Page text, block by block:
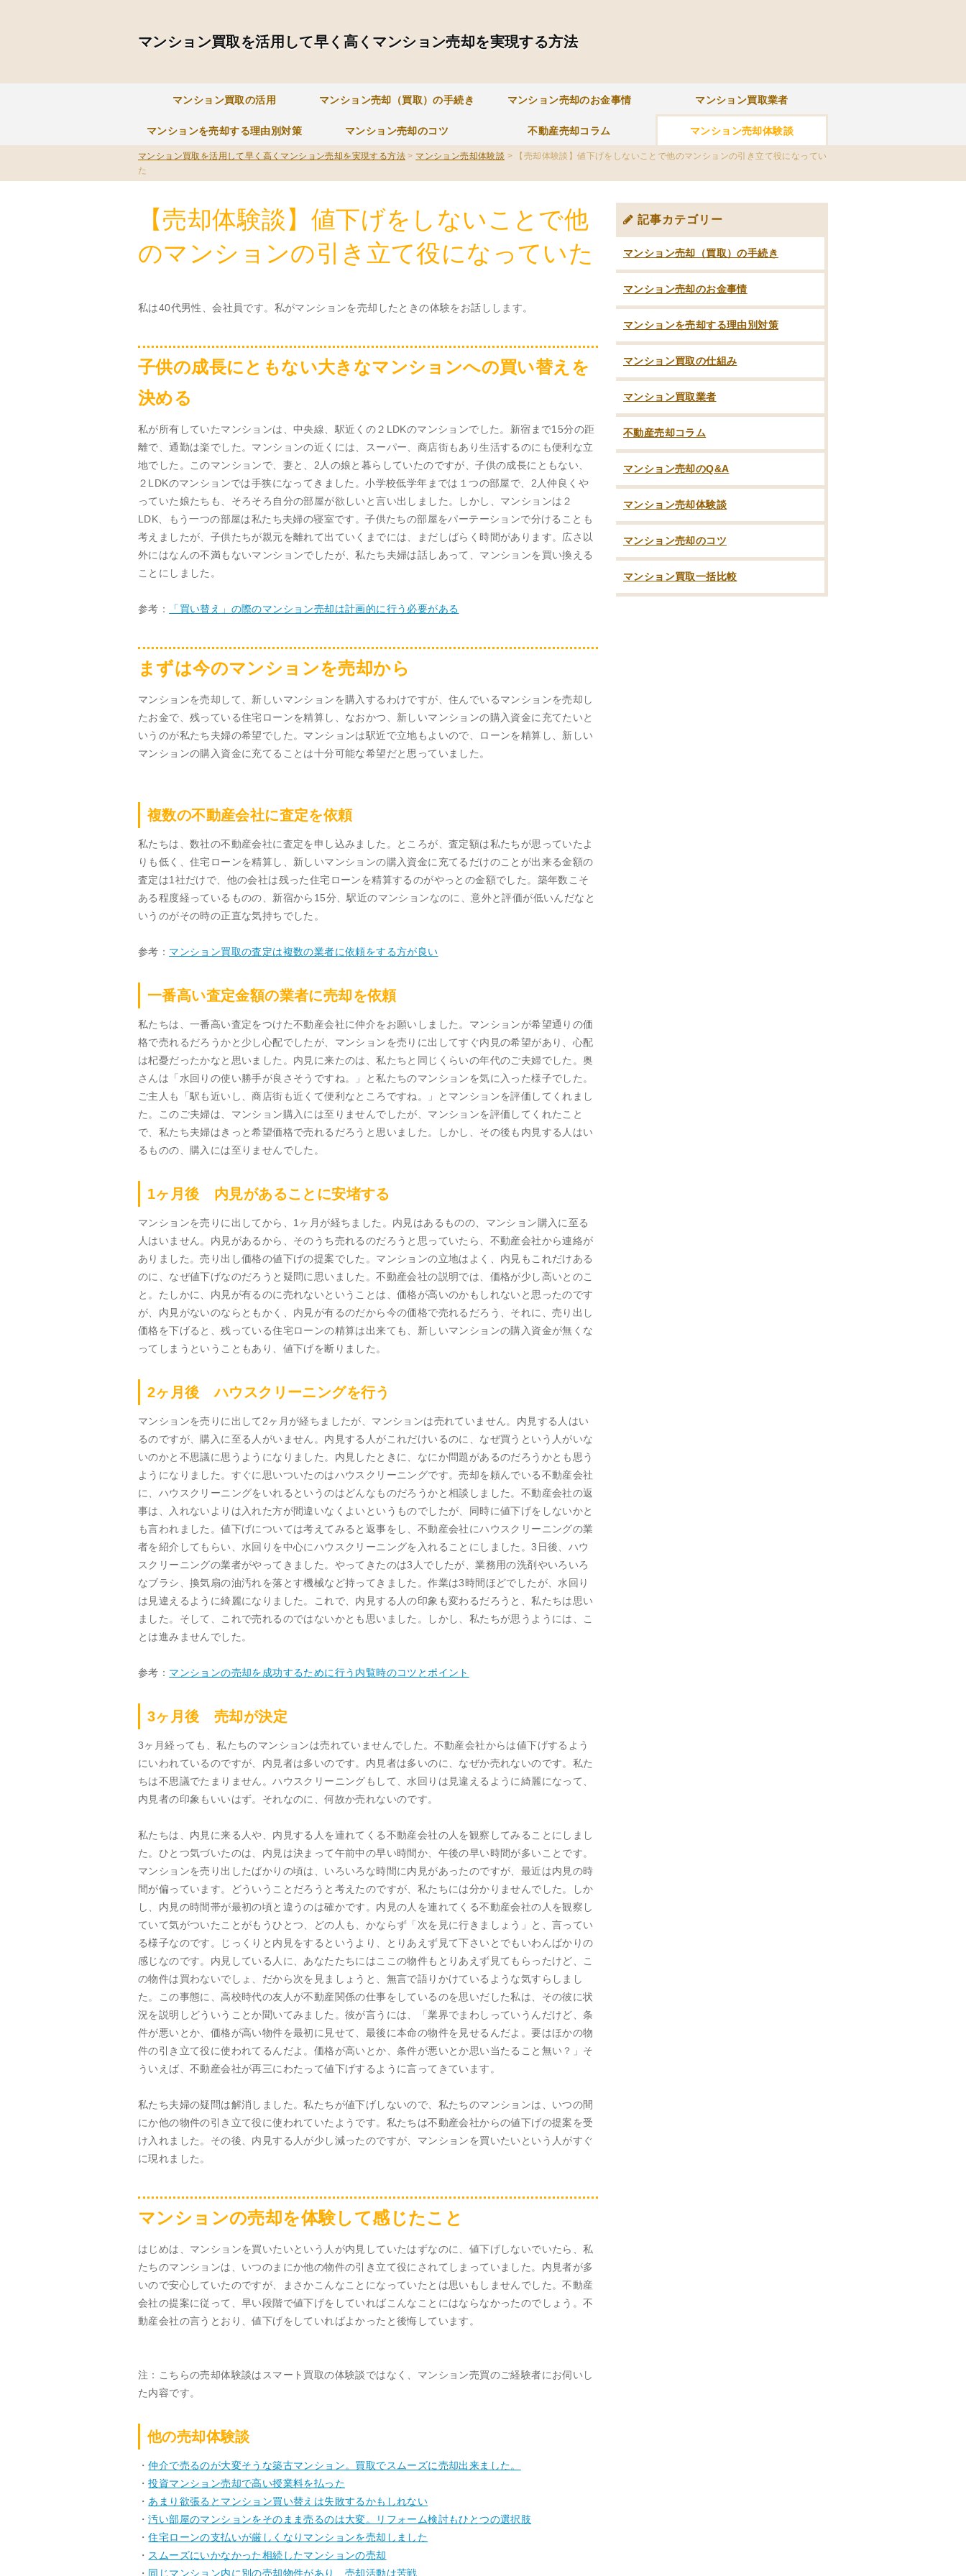
マンション買取を活用して早く高くマンション売却を実現する方法
マンション買取の活用 マンション売却（買取）の手続き マンション売却のお金事情 マンション買取業者
マンションを売却する理由別対策 マンション売却のコツ 不動産売却コラム マンション売却体験談
マンション買取を活用して早く高くマンション売却を実現する方法 > マンション売却体験談 >
【売却体験談】値下げをしないことで他のマンションの引き立て役になってい
た
記事カテゴリー
マンション売却（買取）の手続き
マンション売却のお金事情
マンションを売却する理由別対策
マンション買取の仕組み
マンション買取業者
不動産売却コラム
マンション売却のQ&A
マンション売却体験談
マンション売却のコツ
マンション買取一括比較
【売却体験談】値下げをしないことで他
のマンションの引き立て役になっていた
私は40代男性、会社員です。私がマンションを売却したときの体験をお話しします。
子供の成長にともない大きなマンションへの買い替えを
決める
私が所有していたマンションは、中央線、駅近くの２LDKのマンションでした。新宿まで15分の距
離で、通勤は楽でした。マンションの近くには、スーパー、商店街もあり生活するのにも便利な立
地でした。このマンションで、妻と、2人の娘と暮らしていたのですが、子供の成長にともない、
２LDKのマンションでは手狭になってきました。小学校低学年までは１つの部屋で、2人仲良くや
っていた娘たちも、そろそろ自分の部屋が欲しいと言い出しました。しかし、マンションは２
LDK、もう一つの部屋は私たち夫婦の寝室です。子供たちの部屋をパーテーションで分けることも
考えましたが、子供たちが親元を離れて出ていくまでには、まだしばらく時間があります。広さ以
外にはなんの不満もないマンションでしたが、私たち夫婦は話しあって、マンションを買い換える
ことにしました。
参考： 「買い替え」の際のマンション売却は計画的に行う必要がある
まずは今のマンションを売却から
マンションを売却して、新しいマンションを購入するわけですが、住んでいるマンションを売却し
たお金で、残っている住宅ローンを精算し、なおかつ、新しいマンションの購入資金に充てたいと
いうのが私たち夫婦の希望でした。マンションは駅近で立地もよいので、ローンを精算し、新しい
マンションの購入資金に充てることは十分可能な希望だと思っていました。
複数の不動産会社に査定を依頼
私たちは、数社の不動産会社に査定を申し込みました。ところが、査定額は私たちが思っていたよ
りも低く、住宅ローンを精算し、新しいマンションの購入資金に充てるだけのことが出来る金額の
査定は1社だけで、他の会社は残った住宅ローンを精算するのがやっとの金額でした。築年数こそ
ある程度経っているものの、新宿から15分、駅近のマンションなのに、意外と評価が低いんだなと
いうのがその時の正直な気持ちでした。
参考： マンション買取の査定は複数の業者に依頼をする方が良い
一番高い査定金額の業者に売却を依頼
私たちは、一番高い査定をつけた不動産会社に仲介をお願いしました。マンションが希望通りの価
格で売れるだろうかと少し心配でしたが、マンションを売りに出してすぐ内見の希望があり、心配
は杞憂だったかなと思いました。内見に来たのは、私たちと同じくらいの年代のご夫婦でした。奥
さんは「水回りの使い勝手が良さそうですね。」と私たちのマンションを気に入った様子でした。
ご主人も「駅も近いし、商店街も近くて便利なところですね。」とマンションを評価してくれまし
た。このご夫婦は、マンション購入には至りませんでしたが、マンションを評価してくれたこと
で、私たち夫婦はきっと希望価格で売れるだろうと思いました。しかし、その後も内見する人はい
るものの、購入には至りませんでした。
1ヶ月後 内見があることに安堵する
マンションを売りに出してから、1ヶ月が経ちました。内見はあるものの、マンション購入に至る
人はいません。内見があるから、そのうち売れるのだろうと思っていたら、不動産会社から連絡が
ありました。売り出し価格の値下げの提案でした。マンションの立地はよく、内見もこれだけある
のに、なぜ値下げなのだろうと疑問に思いました。不動産会社の説明では、価格が少し高いとのこ
と。たしかに、内見が有るのに売れないということは、価格が高いのかもしれないと思ったのです
が、内見がないのならともかく、内見が有るのだから今の価格で売れるだろう、それに、売り出し
価格を下げると、残っている住宅ローンの精算は出来ても、新しいマンションの購入資金が無くな
ってしまうということもあり、値下げを断りました。
2ヶ月後 ハウスクリーニングを行う
マンションを売りに出して2ヶ月が経ちましたが、マンションは売れていません。内見する人はい
るのですが、購入に至る人がいません。内見する人がこれだけいるのに、なぜ買うという人がいな
いのかと不思議に思うようになりました。内見したときに、なにか問題があるのだろうかとも思う
ようになりました。すぐに思いついたのはハウスクリーニングです。売却を頼んでいる不動産会社
に、ハウスクリーニングをいれるというのはどんなものだろうかと相談しました。不動産会社の返
事は、入れないよりは入れた方が間違いなくよいというものでしたが、同時に値下げをしないかと
も言われました。値下げについては考えてみると返事をし、不動産会社にハウスクリーニングの業
者を紹介してもらい、水回りを中心にハウスクリーニングを入れることにしました。3日後、ハウ
スクリーニングの業者がやってきました。やってきたのは3人でしたが、業務用の洗剤やいろいろ
なブラシ、換気扇の油汚れを落とす機械など持ってきました。作業は3時間ほどでしたが、水回り
は見違えるように綺麗になりました。これで、内見する人の印象も変わるだろうと、私たちは思い
ました。そして、これで売れるのではないかとも思いました。しかし、私たちが思うようには、こ
とは進みませんでした。
参考： マンションの売却を成功するために行う内覧時のコツとポイント
3ヶ月後 売却が決定
3ヶ月経っても、私たちのマンションは売れていませんでした。不動産会社からは値下げするよう
にいわれているのですが、内見者は多いのです。内見者は多いのに、なぜか売れないのです。私た
ちは不思議でたまりません。ハウスクリーニングもして、水回りは見違えるように綺麗になって、
内見者の印象もいいはず。それなのに、何故か売れないのです。
私たちは、内見に来る人や、内見する人を連れてくる不動産会社の人を観察してみることにしまし
た。ひとつ気づいたのは、内見は決まって午前中の早い時間か、午後の早い時間が多いことです。
マンションを売り出したばかりの頃は、いろいろな時間に内見があったのですが、最近は内見の時
間が偏っています。どういうことだろうと考えたのですが、私たちには分かりませんでした。しか
し、内見の時間帯が最初の頃と違うのは確かです。内見の人を連れてくる不動産会社の人を観察し
ていて気がついたことがもうひとつ、どの人も、かならず「次を見に行きましょう」と、言ってい
る様子なのです。じっくりと内見をするというより、とりあえず見て下さいとでもいわんばかりの
感じなのです。内見している人に、あなたたちにはここの物件もとりあえず見てもらったけど、こ
の物件は買わないでしょ、だから次を見ましょうと、無言で語りかけているような気すらしまし
た。この事態に、高校時代の友人が不動産関係の仕事をしているのを思いだした私は、その彼に状
況を説明しどういうことか聞いてみました。彼が言うには、「業界でまわしっていうんだけど、条
件が悪いとか、価格が高い物件を最初に見せて、最後に本命の物件を見せるんだよ。要はほかの物
件の引き立て役に使われてるんだよ。価格が高いとか、条件が悪いとか思い当たること無い？」そ
ういえば、不動産会社が再三にわたって値下げするように言ってきています。
私たち夫婦の疑問は解消しました。私たちが値下げしないので、私たちのマンションは、いつの間
にか他の物件の引き立て役に使われていたようです。私たちは不動産会社からの値下げの提案を受
け入れました。その後、内見する人が少し減ったのですが、マンションを買いたいという人がすぐ
に現れました。
マンションの売却を体験して感じたこと
はじめは、マンションを買いたいという人が内見していたはずなのに、値下げしないでいたら、私
たちのマンションは、いつのまにか他の物件の引き立て役にされてしまっていました。内見者が多
いので安心していたのですが、まさかこんなことになっていたとは思いもしませんでした。不動産
会社の提案に従って、早い段階で値下げをしていればこんなことにはならなかったのでしょう。不
動産会社の言うとおり、値下げをしていればよかったと後悔しています。
注：こちらの売却体験談はスマート買取の体験談ではなく、マンション売買のご経験者にお伺いし
た内容です。
他の売却体験談
・仲介で売るのが大変そうな築古マンション。買取でスムーズに売却出来ました。
・投資マンション売却で高い授業料を払った
・ あまり欲張るとマンション買い替えは失敗するかもしれない
・汚い部屋のマンションをそのまま売るのは大変。リフォーム検討もひとつの選択肢
・住宅ローンの支払いが厳しくなりマンションを売却しました
・ スムーズにいかなかった相続したマンションの売却
・ 同じマンション内に別の売却物件があり、売却活動は苦戦